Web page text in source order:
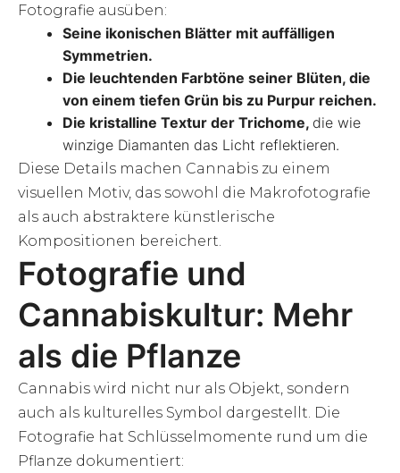
Fotografie ausüben:
Seine ikonischen Blätter mit auffälligen
Symmetrien.
Die leuchtenden Farbtöne seiner Blüten, die
von einem tiefen Grün bis zu Purpur reichen.
Die kristalline Textur der Trichome, die wie
winzige Diamanten das Licht reflektieren.
Diese Details machen Cannabis zu einem
visuellen Motiv, das sowohl die Makrofotografie
als auch abstraktere künstlerische
Kompositionen bereichert.
Fotografie und
Cannabiskultur: Mehr
als die Pflanze
Cannabis wird nicht nur als Objekt, sondern
auch als kulturelles Symbol dargestellt. Die
Fotografie hat Schlüsselmomente rund um die
Pflanze dokumentiert: